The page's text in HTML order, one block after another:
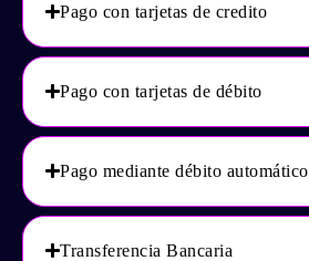
Pago con tarjetas de credito
Pago con tarjetas de débito
Pago mediante débito automático
Transferencia Bancaria